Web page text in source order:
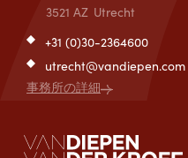
3521 AZ Utrecht
+31 (0)30-2364600
utrecht@vandiepen.com
事務所の詳細